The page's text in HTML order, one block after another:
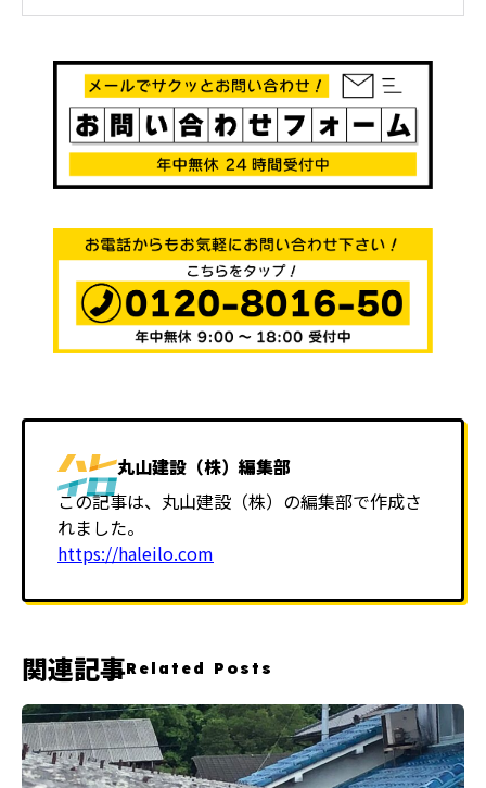
丸山建設（株）編集部
この記事は、丸山建設（株）の編集部で作成さ
れました。
https://haleilo.com
関連記事Related Posts